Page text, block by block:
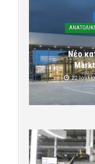
Νέο
22